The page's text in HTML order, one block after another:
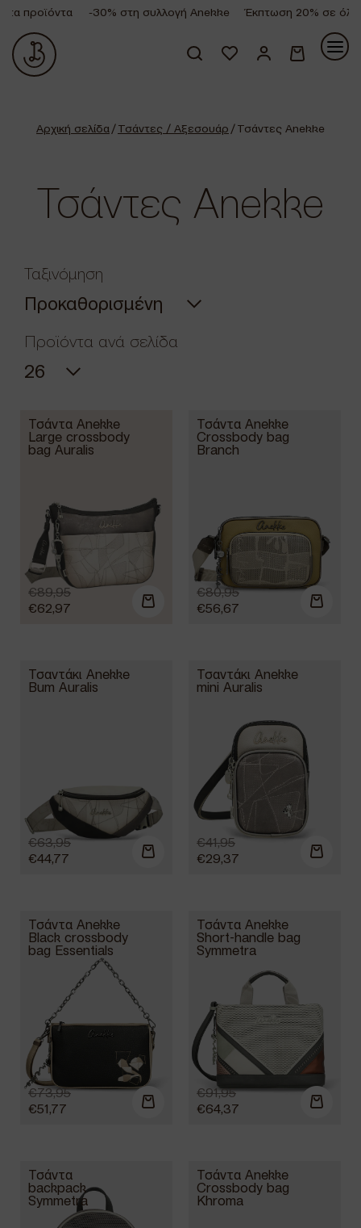
προϊόντα -30% στη συλλογή Anekke Έκπτωση 20% σε όλα τα
Αρχική σελίδα/Τσάντες / Αξεσουάρ / Τσάντες Anekke
Τσάντες Anekke
Ταξινόμηση
Προϊόντα ανά σελίδα
Τσάντα Anekke
Large crossbody
bag Auralis
€89,95
€62,97
Τσάντα Anekke
Crossbody bag
Branch
€80,95
€56,67
Τσαντάκι Anekke
Bum Auralis
€63,95
€44,77
Τσαντάκι Anekke
mini Auralis
€41,95
€29,37
Τσάντα Anekke
Black crossbody
bag Essentials
€73,95
€51,77
Τσάντα Anekke
Short-handle bag
Symmetra
€91,95
€64,37
Τσάντα
backpack
Symmetra
Τσάντα Anekke
Crossbody bag
Khroma